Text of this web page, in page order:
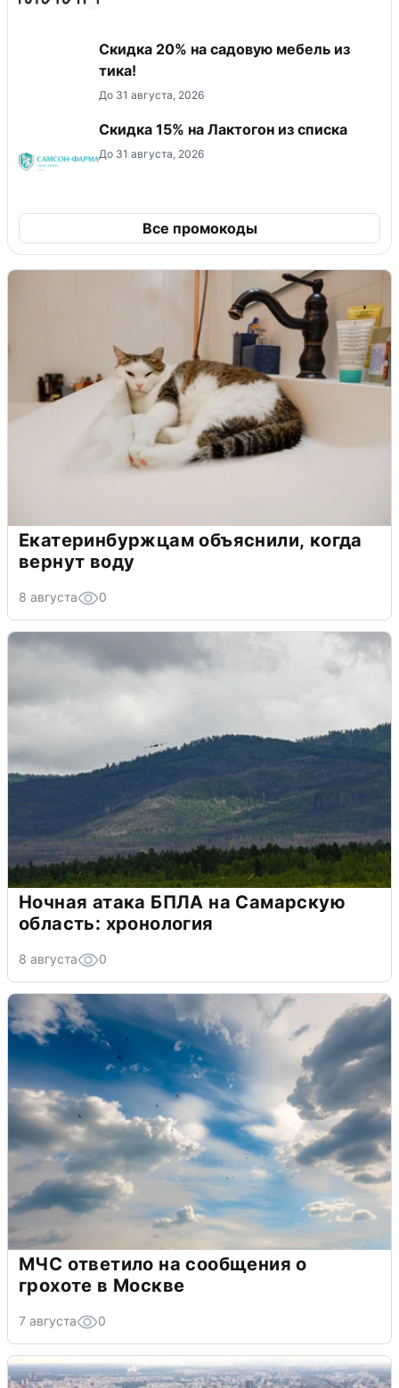
Скидка 20% на садовую мебель из
тика!
До 31 августа, 2026
Скидка 15% на Лактогон из списка
До 31 августа, 2026
Все промокоды
Екатеринбуржцам объяснили, когда
вернут воду
8 августа 0
Ночная атака БПЛА на Самарскую
область: хронология
8 августа 0
МЧС ответило на сообщения о
грохоте в Москве
7 августа 0